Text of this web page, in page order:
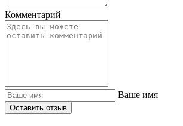
Комментарий
Ваше имя
Оставить отзыв